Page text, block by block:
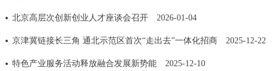
ESPAÑOL العربية PORTUGUÊS
北京高层次创新创业人才座谈会召开 2026-01-04
京津冀链接长三角 通北示范区首次“走出去”一体化招商 2025-12-22
特色产业服务活动释放融合发展新势能 2025-12-10